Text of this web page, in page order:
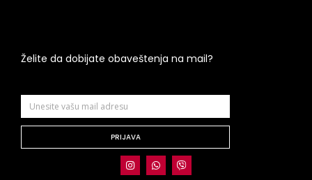
Želite da dobijate obaveštenja na mail?
PRIJAVA